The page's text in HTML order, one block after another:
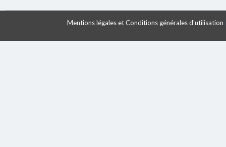
Mentions légales et Conditions générales d'utilisation